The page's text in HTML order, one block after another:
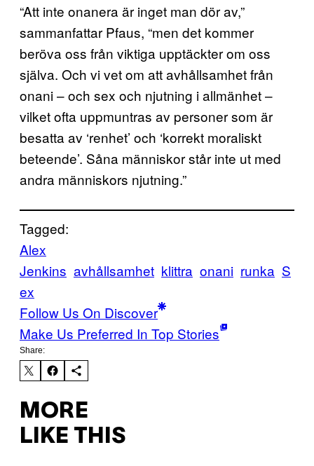
“Att inte onanera är inget man dör av,”
sammanfattar Pfaus, “men det kommer
beröva oss från viktiga upptäckter om oss
själva. Och vi vet om att avhållsamhet från
onani – och sex och njutning i allmänhet –
vilket ofta uppmuntras av personer som är
besatta av ‘renhet’ och ‘korrekt moraliskt
beteende’. Såna människor står inte ut med
andra människors njutning.”
Tagged:
Alex
Jenkins avhållsamhet klittra onani runka S
ex
Follow Us On Discover
Make Us Preferred In Top Stories
Share:
MORE
LIKE THIS